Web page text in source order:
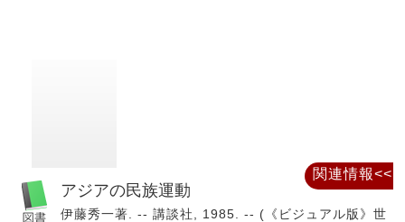
アジアの民族運動
伊藤秀一著. -- 講談社, 1985. -- (《ビジュアル版》世
関連情報<<